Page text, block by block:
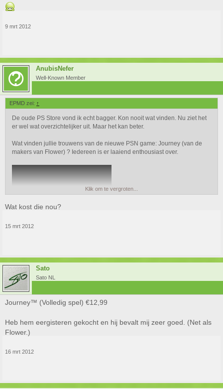
9 mrt 2012
AnubisNefer
Well-Known Member
EPMD zei: ↑
De oude PS Store vond ik echt bagger. Kon nooit wat vinden. Nu ziet het
er wel wat overzichtelijker uit. Maar het kan beter.
Wat vinden jullie trouwens van de nieuwe PSN game: Journey (van de
makers van Flower) ? Iedereen is er laaiend enthousiast over.
Klik om te vergroten...
Wat kost die nou?
15 mrt 2012
Sato
Sato NL
Journey™ (Volledig spel) €12,99
Heb hem eergisteren gekocht en hij bevalt mij zeer goed. (Net als
Flower.)
16 mrt 2012